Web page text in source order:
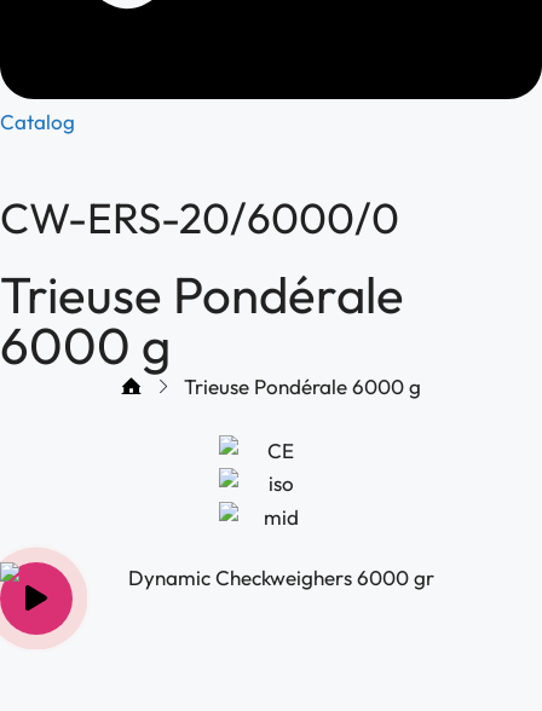
Catalog
CW-ERS-20/6000/0
Trieuse Pondérale
6000 g
Trieuse Pondérale 6000 g